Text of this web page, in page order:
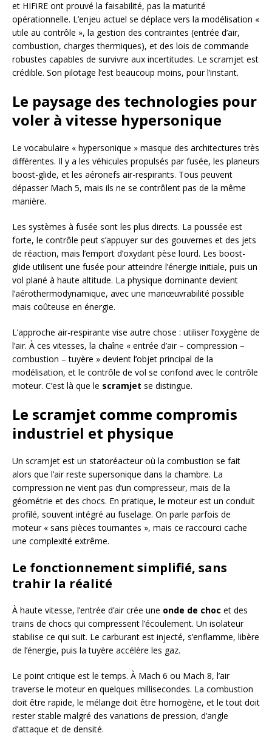
et HIFiRE ont prouvé la faisabilité, pas la maturité
opérationnelle. L’enjeu actuel se déplace vers la modélisation «
utile au contrôle », la gestion des contraintes (entrée d’air,
combustion, charges thermiques), et des lois de commande
robustes capables de survivre aux incertitudes. Le scramjet est
crédible. Son pilotage l’est beaucoup moins, pour l’instant.
Le paysage des technologies pour
voler à vitesse hypersonique
Le vocabulaire « hypersonique » masque des architectures très
différentes. Il y a les véhicules propulsés par fusée, les planeurs
boost-glide, et les aéronefs air-respirants. Tous peuvent
dépasser Mach 5, mais ils ne se contrôlent pas de la même
manière.
Les systèmes à fusée sont les plus directs. La poussée est
forte, le contrôle peut s’appuyer sur des gouvernes et des jets
de réaction, mais l’emport d’oxydant pèse lourd. Les boost-
glide utilisent une fusée pour atteindre l’énergie initiale, puis un
vol plané à haute altitude. La physique dominante devient
l’aérothermodynamique, avec une manœuvrabilité possible
mais coûteuse en énergie.
L’approche air-respirante vise autre chose : utiliser l’oxygène de
l’air. À ces vitesses, la chaîne « entrée d’air – compression –
combustion – tuyère » devient l’objet principal de la
modélisation, et le contrôle de vol se confond avec le contrôle
moteur. C’est là que le scramjet se distingue.
Le scramjet comme compromis
industriel et physique
Un scramjet est un statoréacteur où la combustion se fait
alors que l’air reste supersonique dans la chambre. La
compression ne vient pas d’un compresseur, mais de la
géométrie et des chocs. En pratique, le moteur est un conduit
profilé, souvent intégré au fuselage. On parle parfois de
moteur « sans pièces tournantes », mais ce raccourci cache
une complexité extrême.
Le fonctionnement simplifié, sans
trahir la réalité
À haute vitesse, l’entrée d’air crée une onde de choc et des
trains de chocs qui compressent l’écoulement. Un isolateur
stabilise ce qui suit. Le carburant est injecté, s’enflamme, libère
de l’énergie, puis la tuyère accélère les gaz.
Le point critique est le temps. À Mach 6 ou Mach 8, l’air
traverse le moteur en quelques millisecondes. La combustion
doit être rapide, le mélange doit être homogène, et le tout doit
rester stable malgré des variations de pression, d’angle
d’attaque et de densité.